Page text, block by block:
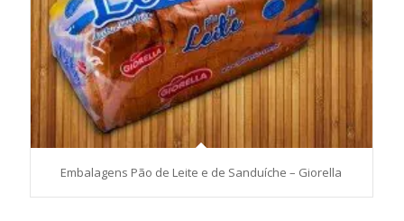
Embalagens Pão de Leite e de Sanduíche – Giorella